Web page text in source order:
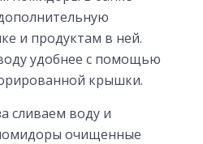
и продуктам в ней.
удобнее с помощью
крышки.
сливаем воду и
очищенные